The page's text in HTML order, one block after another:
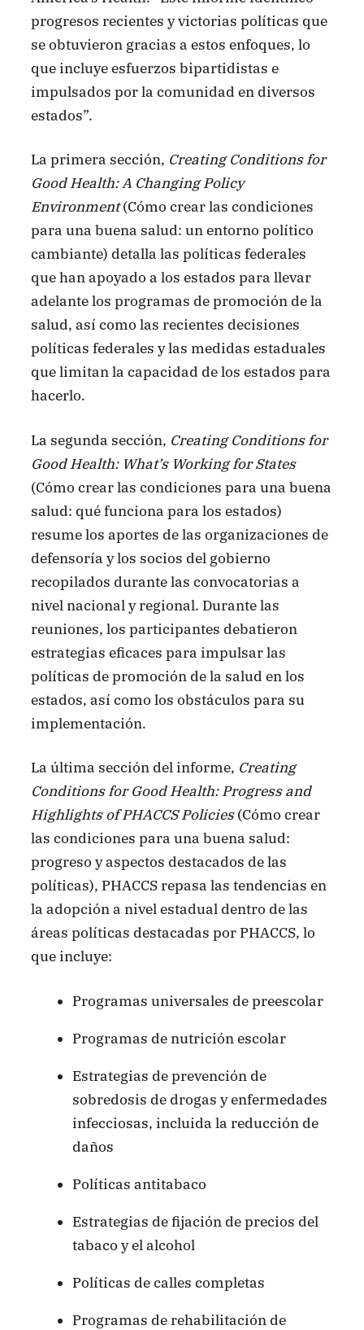
progresos recientes y victorias políticas que
se obtuvieron gracias a estos enfoques, lo
que incluye esfuerzos bipartidistas e
impulsados por la comunidad en diversos
estados”.
La primera sección, Creating Conditions for
Good Health: A Changing Policy
Environment(Cómo crear las condiciones
para una buena salud: un entorno político
cambiante) detalla las políticas federales
que han apoyado a los estados para llevar
adelante los programas de promoción de la
salud, así como las recientes decisiones
políticas federales y las medidas estaduales
que limitan la capacidad de los estados para
hacerlo.
La segunda sección, Creating Conditions for
Good Health: What’s Working for States
(Cómo crear las condiciones para una buena
salud: qué funciona para los estados)
resume los aportes de las organizaciones de
defensoría y los socios del gobierno
recopilados durante las convocatorias a
nivel nacional y regional. Durante las
reuniones, los participantes debatieron
estrategias eficaces para impulsar las
políticas de promoción de la salud en los
estados, así como los obstáculos para su
implementación.
La última sección del informe, Creating
Conditions for Good Health: Progress and
Highlights of PHACCS Policies(Cómo crear
las condiciones para una buena salud:
progreso y aspectos destacados de las
políticas), PHACCS repasa las tendencias en
la adopción a nivel estadual dentro de las
áreas políticas destacadas por PHACCS, lo
que incluye:
Programas universales de preescolar
Programas de nutrición escolar
Estrategias de prevención de
sobredosis de drogas y enfermedades
infecciosas, incluida la reducción de
daños
Políticas antitabaco
Estrategias de fijación de precios del
tabaco y el alcohol
Políticas de calles completas
Programas de rehabilitación de